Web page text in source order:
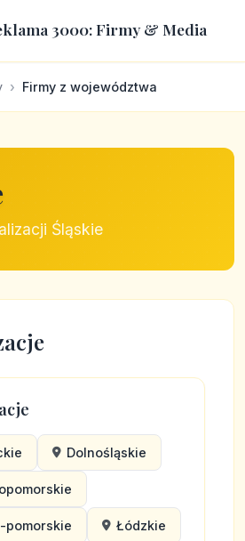
3000: Firmy & Media
Firmy z województwa
Śląskie
Dolnośląskie
pomorskie Łódzkie